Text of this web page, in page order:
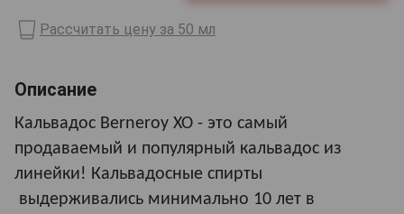
Рассчитать цену за 50 мл
Описание
Кальвадос Berneroy XO - это самый
продаваемый и популярный кальвадос из
линейки! Кальвадосные спирты
выдерживались минимально 10 лет в